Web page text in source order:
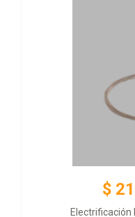
$
Electrificación